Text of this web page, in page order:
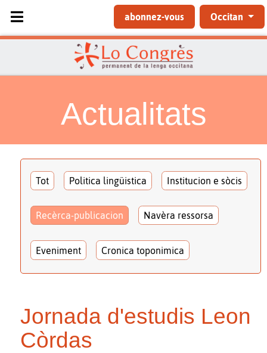
Sélectionnez votre langue
abonnez-vous Occitan
Actualitats
Tot Politica lingüistica Institucion e sòcis
Recèrca-publicacion Navèra ressorsa
Eveniment Cronica toponimica
Jornada d'estudis Leon
Còrdas